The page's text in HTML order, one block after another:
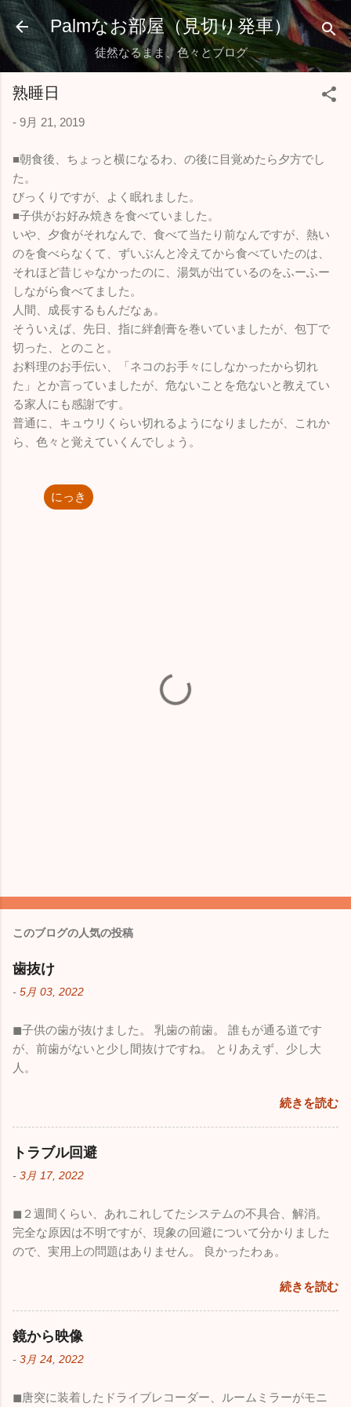
スキップしてメイン コンテンツに移動
Palmなお部屋（見切り発車）
徒然なるまま、色々とブログ
熟睡日
- 9月 21, 2019
■朝食後、ちょっと横になるわ、の後に目覚めたら夕方でし
た。
びっくりですが、よく眠れました。
■子供がお好み焼きを食べていました。
いや、夕食がそれなんで、食べて当たり前なんですが、熱い
のを食べらなくて、ずいぶんと冷えてから食べていたのは、
それほど昔じゃなかったのに、湯気が出ているのをふーふー
しながら食べてました。
人間、成長するもんだなぁ。
そういえば、先日、指に絆創膏を巻いていましたが、包丁で
切った、とのこと。
お料理のお手伝い、「ネコのお手々にしなかったから切れ
た」とか言っていましたが、危ないことを危ないと教えてい
る家人にも感謝です。
普通に、キュウリくらい切れるようになりましたが、これか
ら、色々と覚えていくんでしょう。
にっき
このブログの人気の投稿
歯抜け
- 5月 03, 2022
◼︎子供の歯が抜けました。 乳歯の前歯。 誰もが通る道です
が、前歯がないと少し間抜けですね。 とりあえず、少し大
人。
続きを読む
トラブル回避
- 3月 17, 2022
◼︎２週間くらい、あれこれしてたシステムの不具合、解消。
完全な原因は不明ですが、現象の回避について分かりました
ので、実用上の問題はありません。 良かったわぁ。
続きを読む
鏡から映像
- 3月 24, 2022
◼︎唐突に装着したドライブレコーダー、ルームミラーがモニ